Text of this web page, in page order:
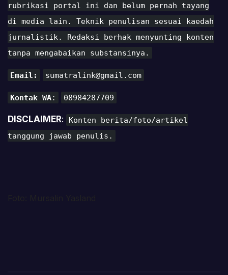
rubrikasi portal ini dan belum pernah tayang
di media lain. Teknik penulisan sesuai kaedah
jurnalistik. Redaksi berhak menyunting konten
tanpa mengabaikan substansinya.
Email: sumatralink@gmail.com
Kontak WA: 08984287709
DISCLAIMER:
Konten berita/foto/artikel
tanggung jawab penulis.